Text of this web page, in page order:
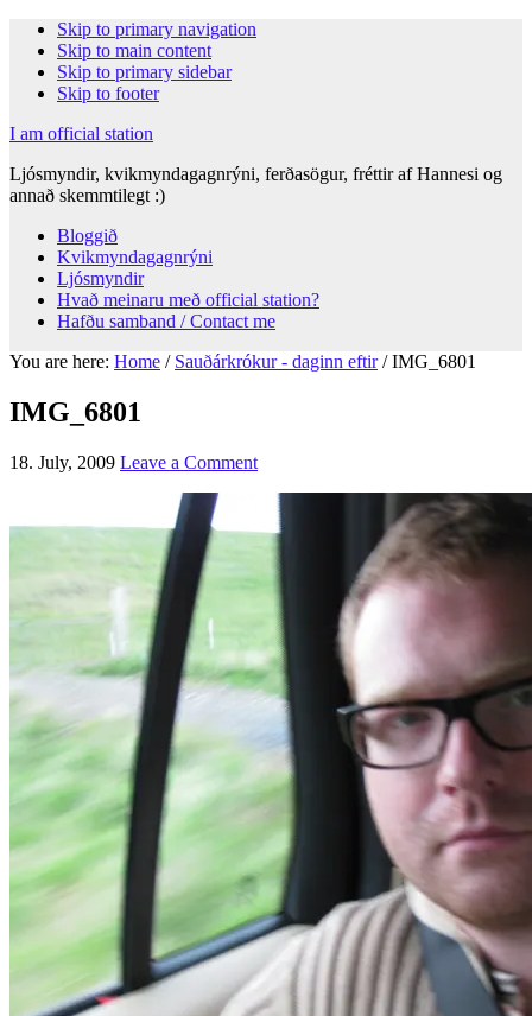
Skip to primary navigation
Skip to main content
Skip to primary sidebar
Skip to footer
I am official station
Ljósmyndir, kvikmyndagagnrýni, ferðasögur, fréttir af Hannesi og
annað skemmtilegt :)
Bloggið
Kvikmyndagagnrýni
Ljósmyndir
Hvað meinaru með official station?
Hafðu samband / Contact me
You are here: Home / Sauðárkrókur - daginn eftir /IMG_6801
IMG_6801
18. July, 2009 Leave a Comment